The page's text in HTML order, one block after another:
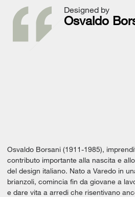
Designed by
Osvaldo
Osvaldo Borsani (1911-1985),
contributo importante alla nascita e
del design italiano. Nato a Varedo in
brianzoli, comincia fin da giovane a
e dare vita a arredi che risentivano